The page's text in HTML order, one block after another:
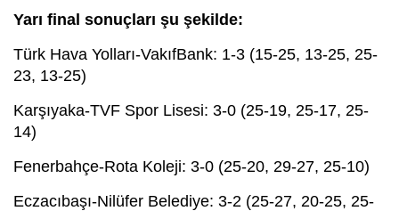
Yarı final sonuçları şu şekilde:
Türk Hava Yolları-VakıfBank: 1-3 (15-25, 13-25, 25-
23, 13-25)
Karşıyaka-TVF Spor Lisesi: 3-0 (25-19, 25-17, 25-
14)
Fenerbahçe-Rota Koleji: 3-0 (25-20, 29-27, 25-10)
Eczacıbaşı-Nilüfer Belediye: 3-2 (25-27, 20-25, 25-